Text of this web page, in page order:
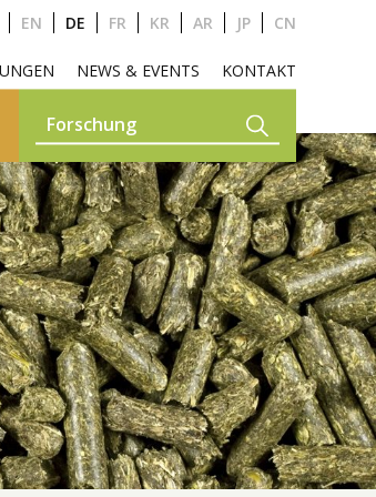
EN DE FR KR AR JP CN
NEWS & EVENTS KONTAKT
LAMA HAUSTIERE
GARDEN